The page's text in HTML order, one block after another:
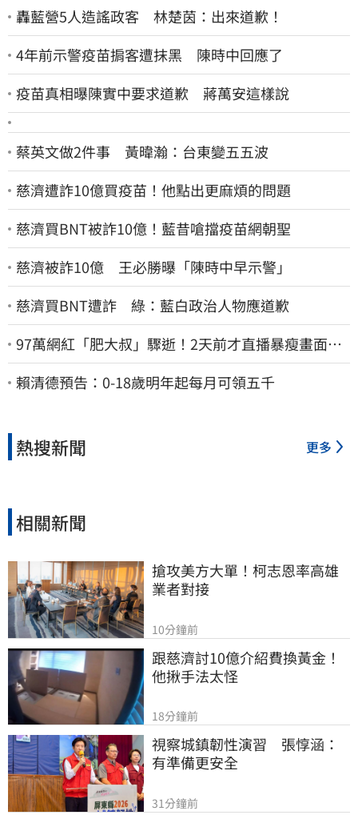
轟藍營5人造謠政客 林楚茵：出來道歉！
4年前示警疫苗掮客遭抹黑 陳時中回應了
疫苗真相曝陳實中要求道歉 蔣萬安這樣說
蔡英文做2件事 黃暐瀚：台東變五五波
慈濟遭詐10億買疫苗！他點出更麻煩的問題
慈濟買BNT被詐10億！藍昔嗆擋疫苗網朝聖
慈濟被詐10億 王必勝曝「陳時中早示警」
慈濟買BNT遭詐 綠：藍白政治人物應道歉
97萬網紅「肥大叔」驟逝！2天前才直播暴瘦畫面
曝 網淚崩：一路好走
賴清德預告：0-18歲明年起每月可領五千
熱搜新聞 更多
相關新聞
搶攻美方大單！柯志恩率高雄
業者對接
10分鐘前
跟慈濟討10億介紹費換黃金！
他揪手法太怪
18分鐘前
視察城鎮韌性演習　張惇涵：
有準備更安全
31分鐘前